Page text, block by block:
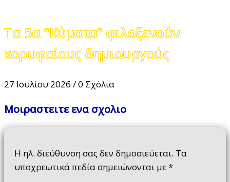
Τα 5α “Κύματα” φιλοξενούν
κορυφαίους δημιουργούς
27 Ιουλίου 2026 /0 Σχόλια
Μοιραστειτε ενα σχολιο
Η ηλ. διεύθυνση σας δεν δημοσιεύεται. Τα
υποχρεωτικά πεδία σημειώνονται με*